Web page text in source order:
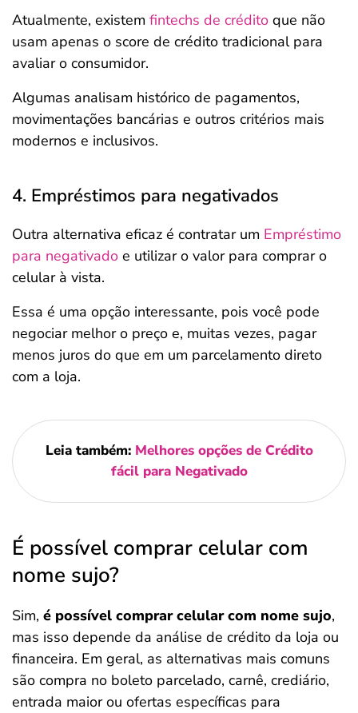
Atualmente, existem fintechs de crédito que não
usam apenas o score de crédito tradicional para
avaliar o consumidor.
Algumas analisam histórico de pagamentos,
movimentações bancárias e outros critérios mais
modernos e inclusivos.
4. Empréstimos para negativados
Outra alternativa eficaz é contratar um Empréstimo
para negativado e utilizar o valor para comprar o
celular à vista.
Essa é uma opção interessante, pois você pode
negociar melhor o preço e, muitas vezes, pagar
menos juros do que em um parcelamento direto
com a loja.
Leia também: Melhores opções de Crédito
fácil para Negativado
É possível comprar celular com
nome sujo?
Sim, é possível comprar celular com nome sujo,
mas isso depende da análise de crédito da loja ou
financeira. Em geral, as alternativas mais comuns
são compra no boleto parcelado, carnê, crediário,
entrada maior ou ofertas específicas para